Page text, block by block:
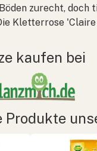
zurecht, doch
Kletterrose
kaufen bei
Produkte